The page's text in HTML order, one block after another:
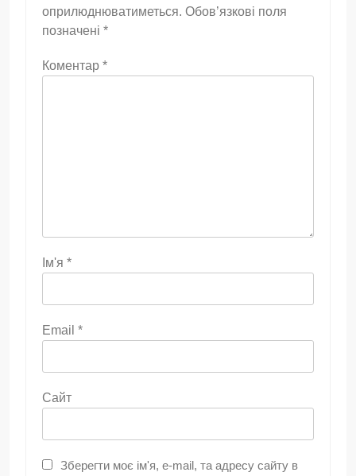
оприлюднюватиметься. Обов’язкові поля
позначені *
Коментар *
Ім'я *
Email *
Сайт
Зберегти моє ім'я, e-mail, та адресу сайту в